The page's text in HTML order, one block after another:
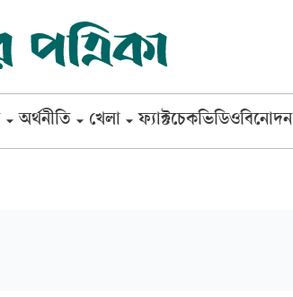
অর্থনীতি খেলা ফ্যাক্টচেকভিডিওবিনোদন